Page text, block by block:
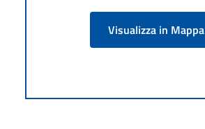
Visualizza in Mappa